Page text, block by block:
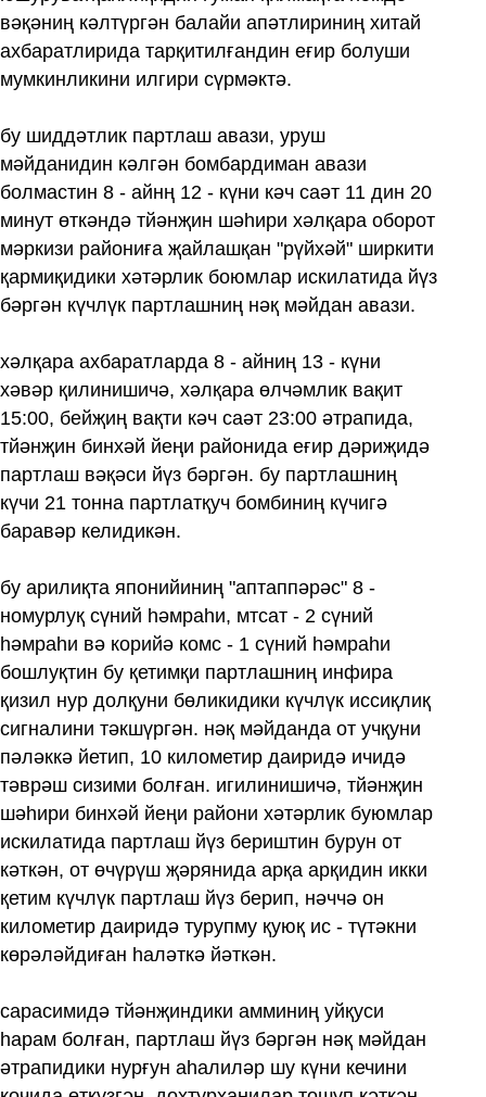
вәқәниң кәлтүргән балайи апәтлириниң хитай
ахбаратлирида тарқитилғандин еғир болуши
мумкинликини илгири сүрмәктә.
бу шиддәтлик партлаш авази, уруш
мәйданидин кәлгән бомбардиман авази
болмастин 8 - айнң 12 - күни кәч саәт 11 дин 20
минут өткәндә тйәнҗин шәһири хәлқара оборот
мәркизи райониға җайлашқан "рүйхәй" ширкити
қармиқидики хәтәрлик боюмлар искилатида йүз
бәргән күчлүк партлашниң нәқ мәйдан авази.
хәлқара ахбаратларда 8 - айниң 13 - күни
хәвәр қилинишичә, хәлқара өлчәмлик вақит
15:00, бейҗиң вақти кәч саәт 23:00 әтрапида,
тйәнҗин бинхәй йеңи районида еғир дәриҗидә
партлаш вәқәси йүз бәргән. бу партлашниң
күчи 21 тонна партлатқуч бомбиниң күчигә
баравәр келидикән.
бу арилиқта японийиниң "аптаппәрәс" 8 -
номурлуқ сүний һәмраһи, мтсат - 2 сүний
һәмраһи вә корийә комс - 1 сүний һәмраһи
бошлуқтин бу қетимқи партлашниң инфира
қизил нур долқуни бөликидики күчлүк иссиқлиқ
сигналини тәкшүргән. нәқ мәйданда от учқуни
пәләккә йетип, 10 километир даиридә ичидә
тәврәш сизими болған. игилинишичә, тйәнҗин
шәһири бинхәй йеңи райони хәтәрлик буюмлар
искилатида партлаш йүз бериштин бурун от
кәткән, от өчүрүш җәрянида арқа арқидин икки
қетим күчлүк партлаш йүз берип, нәччә он
километир даиридә турупму қуюқ ис - түтәкни
көрәләйдиған һаләткә йәткән.
сарасимидә тйәнҗиндики амминиң уйқуси
һарам болған, партлаш йүз бәргән нәқ мәйдан
әтрапидики нурғун аһалиләр шу күни кечини